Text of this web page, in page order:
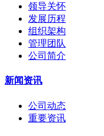
领导关怀
发展历程
组织架构
管理团队
公司简介
新闻资讯
公司动态
重要资讯